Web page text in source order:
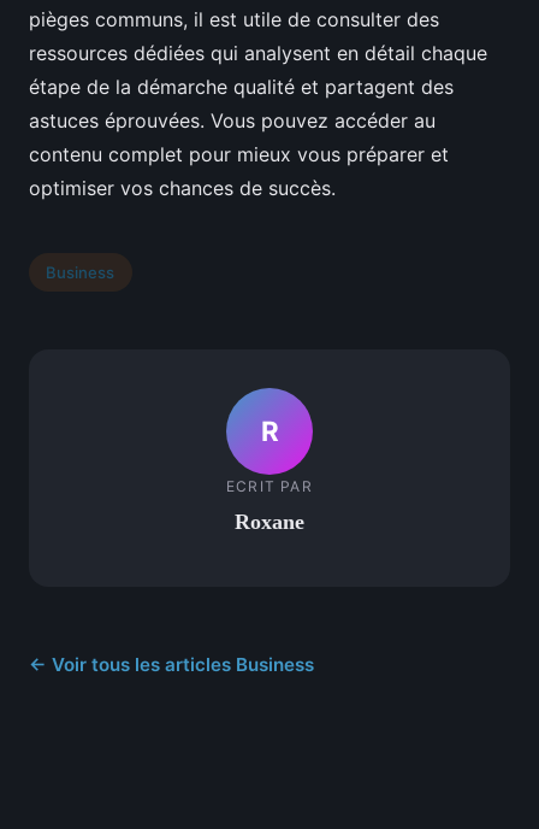
pièges communs, il est utile de consulter des
ressources dédiées qui analysent en détail chaque
étape de la démarche qualité et partagent des
astuces éprouvées. Vous pouvez accéder au
contenu complet pour mieux vous préparer et
optimiser vos chances de succès.
Business
R
ECRIT PAR
Roxane
← Voir tous les articles Business